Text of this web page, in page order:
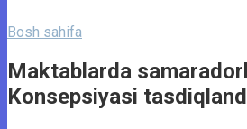
Bosh sahifa
Maktablarda
Konsepsiyasi